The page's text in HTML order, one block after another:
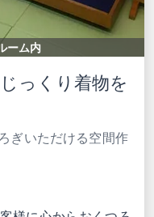
ーム内
っくり着物を
ぎいただける空間作